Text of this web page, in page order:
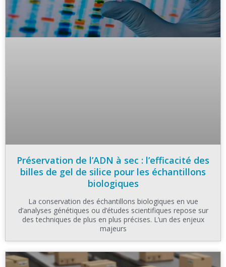
Préservation de l’ADN à sec : l’efficacité des
billes de gel de silice pour les échantillons
biologiques
La conservation des échantillons biologiques en vue
d’analyses génétiques ou d’études scientifiques repose sur
des techniques de plus en plus précises. L’un des enjeux
majeurs